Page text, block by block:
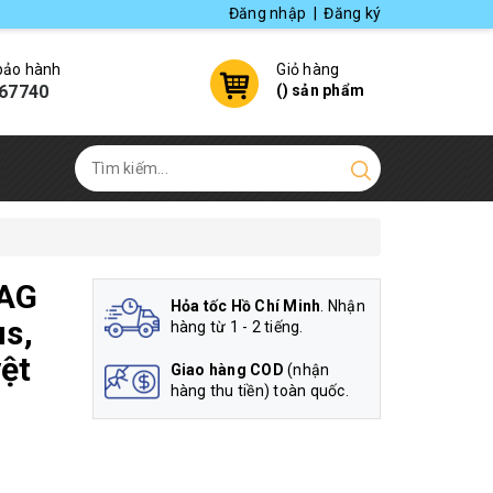
Đăng nhập Đăng ký
hành
Giỏ hàng
() sản phẩm
Hỏa tốc Hồ Chí Minh. Nhận
hàng từ 1 - 2 tiếng.
Giao hàng COD (nhận
hàng thu tiền) toàn quốc.